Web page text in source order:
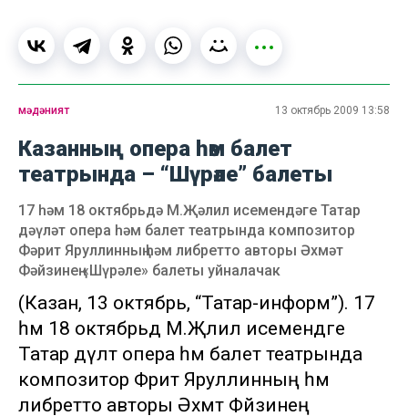
мәдәният 13 октябрь 2009 13:58
Казанның опера һәм балет
театрында – “Шүрәле” балеты
17 һәм 18 октябрьдә М.Җәлил исемендәге Татар
дәүләт опера һәм балет театрында композитор
Фәрит Яруллинның һәм либретто авторы Әхмәт
Фәйзинең «Шүрәле» балеты уйналачак
(Казан, 13 октябрь, “Татар-информ”). 17
һәм 18 октябрьдә М.Җәлил исемендәге
Татар дәүләт опера һәм балет театрында
композитор Фәрит Яруллинның һәм
либретто авторы Әхмәт Фәйзинең